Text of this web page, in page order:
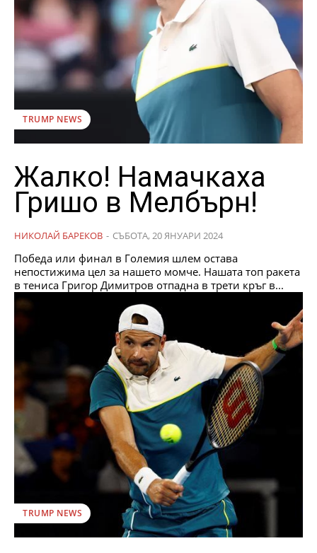
TRUMP NEWS
Жалко! Намачкаха
Гришо в Мелбърн!
НИКОЛАЙ БАРЕКОВ - СЪБОТА, 20 ЯНУАРИ 2024
Победа или финал в Големия шлем остава
непостижима цел за нашето момче. Нашата топ ракета
в тениса Григор Димитров отпадна в трети кръг в...
TRUMP NEWS